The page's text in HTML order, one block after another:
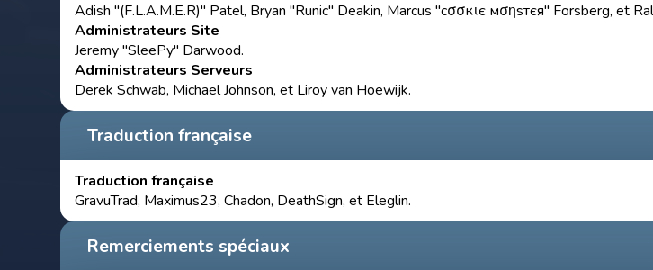
Adish "(F.L.A.M.E.R)" Patel, Bryan "Runic" Deakin, Marcus "cσσкιє мσηѕтєя" Forsberg, et
Administrateurs Site
Jeremy "SleePy" Darwood.
Administrateurs Serveurs
Derek Schwab, Michael Johnson, et Liroy van Hoewijk.
Traduction française
Traduction française
GravuTrad, Maximus23, Chadon, DeathSign, et Eleglin.
Remerciements spéciaux